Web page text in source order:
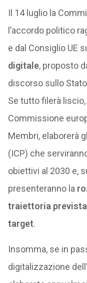
Il 14 luglio la
l’accordo politico
e dal Consiglio UE
digitale, proposto
discorso sullo
Se tutto filerà
Commissione
Membri, elaborerà
(ICP) che
obiettivi al 2030 e,
presenteranno la
traiettoria
target.
Insomma, se in
digitalizzazione